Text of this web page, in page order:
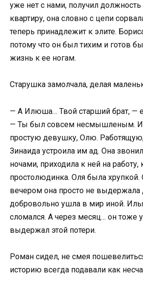
уже нет с нами, получил должность
квартиру, она словно с цепи
теперь принадлежит к элите.
потому что он был тихим и готов
жизнь к ее ногам.
Старушка замолчала, делая
— А Илюша… Твой старший брат, —
— Ты был совсем несмышленым.
простую девушку, Олю.
Зинаида устроила им ад. Она
ночами, приходила к ней на работу,
простолюдинка. Оля была
вечером она просто не выдержала
добровольно ушла в мир иной.
сломался. А через месяц… он тоже
выдержал этой потери.
Роман сидел, не смея
историю всегда подавали как